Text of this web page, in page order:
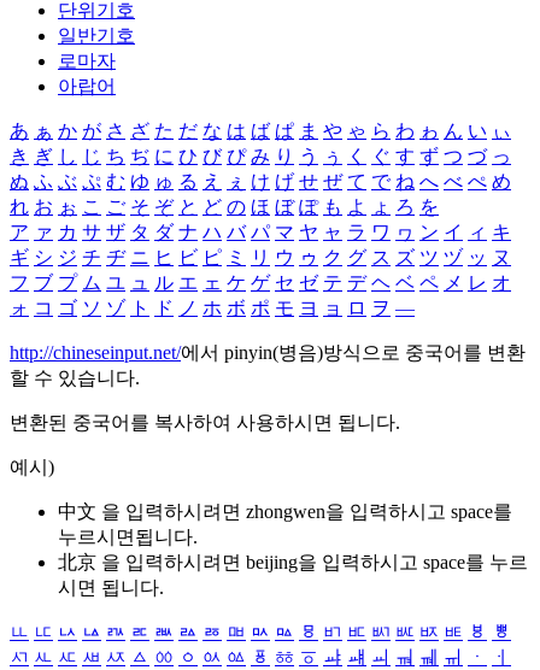
단위기호
일반기호
로마자
아랍어
あ ぁ か が さ ざ た だ な は ば ぱ ま や ゃ ら わ ゎ ん い ぃ
き ぎ し じ ち ぢ に ひ び ぴ み り う ぅ く ぐ す ず つ づ っ
ぬ ふ ぶ ぷ む ゆ ゅ る え ぇ け げ せ ぜ て で ね へ べ ぺ め
れ お ぉ こ ご そ ぞ と ど の ほ ぼ ぽ も よ ょ ろ を
ア ァ カ サ ザ タ ダ ナ ハ バ パ マ ヤ ャ ラ ワ ヮ ン イ ィ キ
ギ シ ジ チ ヂ ニ ヒ ビ ピ ミ リ ウ ゥ ク グ ス ズ ツ ヅ ッ ヌ
フ ブ プ ム ユ ュ ル エ ェ ケ ゲ セ ゼ テ デ ヘ ベ ペ メ レ オ
ォ コ ゴ ソ ゾ ト ド ノ ホ ボ ポ モ ヨ ョ ロ ヲ ―
http://chineseinput.net/에서 pinyin(병음)방식으로 중국어를 변환
할 수 있습니다.
변환된 중국어를 복사하여 사용하시면 됩니다.
예시)
中文 을 입력하시려면 zhongwen을 입력하시고 space를
누르시면됩니다.
北京 을 입력하시려면 beijing을 입력하시고 space를 누르
시면 됩니다.
ㅥ ㅦ ㅧ ㅨ ㅩ ㅪ ㅫ ㅬ ㅭ ㅮ ㅯ ㅰ ㅱ ㅲ ㅳ ㅴ ㅵ ㅶ ㅷ ㅸ
ㅹ
ㅺ ㅻ ㅼ ㅽ ㅾ ㅿ ㆀ ㆁ ㆂ ㆃ ㆄ ㆅ ㆆ ㆇ ㆈ ㆉ ㆊ ㆋ ㆌ ㆍ
ㆎ